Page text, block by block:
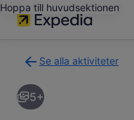
Hoppa till huvudsektionen
Se alla aktiviteter
tillbaka
till
resultatsidan
5+